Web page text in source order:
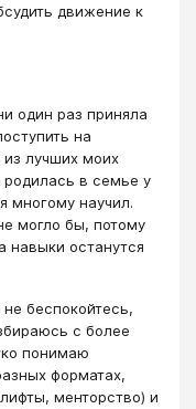
движение к
один раз приняла
на
лучших моих
родилась в семье у
многому научил.
могло бы, потому
навыки останутся
беспокойтесь,
с более
понимаю
форматах,
менторство) и